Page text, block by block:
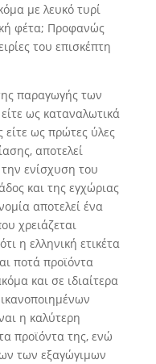
με λευκό τυρί
φέτα; Προφανώς
του επισκέπτη
παραγωγής των
ως καταναλωτικά
είτε ως πρώτες ύλες
αποτελεί
ενίσχυση του
και της εγχώριας
αποτελεί ένα
χρειάζεται
η ελληνική ετικέτα
ποτά προϊόντα
και σε ιδιαίτερα
η καλύτερη
προϊόντα της, ενώ
των εξαγώγιμων